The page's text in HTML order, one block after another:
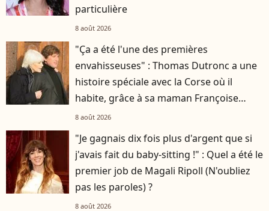
particulière
8 août 2026
"Ça a été l'une des premières
envahisseuses" : Thomas Dutronc a une
histoire spéciale avec la Corse où il
habite, grâce à sa maman Françoise
Hardy
8 août 2026
"Je gagnais dix fois plus d'argent que si
j'avais fait du baby-sitting !" : Quel a été le
premier job de Magali Ripoll (N'oubliez
pas les paroles) ?
8 août 2026